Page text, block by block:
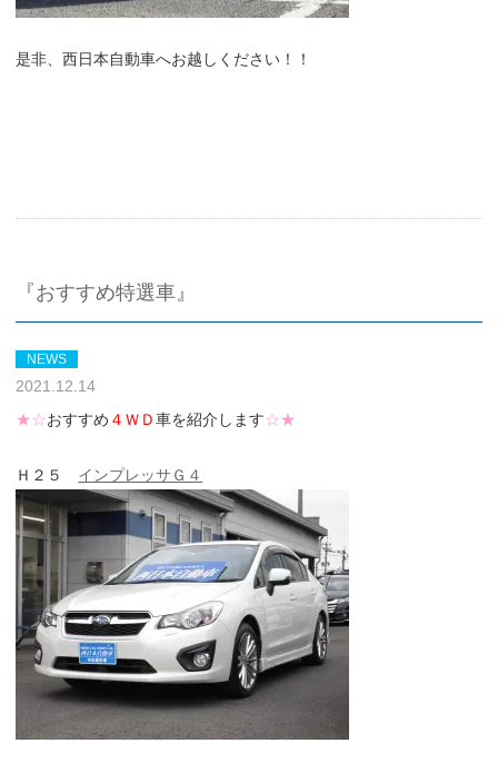
是非、西日本自動車へお越しください！！
『おすすめ特選車』
NEWS
2021.12.14
★☆おすすめ ４ＷＤ車を紹介します☆★
Ｈ２５ インプレッサＧ４